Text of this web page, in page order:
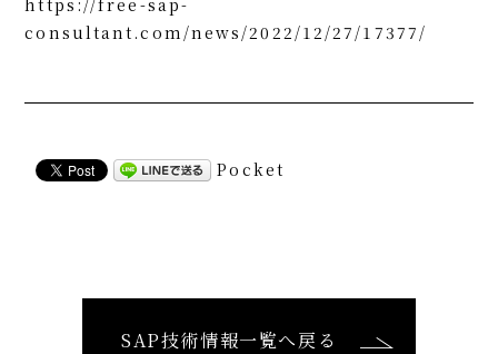
https://free-sap-
consultant.com/news/2022/12/27/17377/
Pocket
SAP技術情報一覧へ戻る